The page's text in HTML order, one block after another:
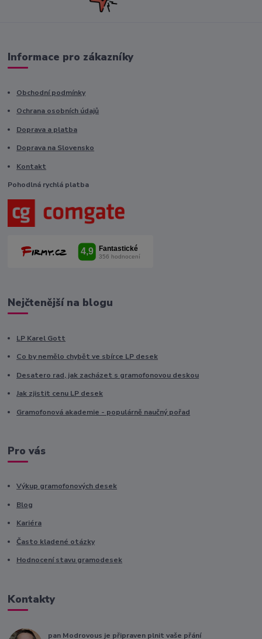
Informace pro zákazníky
Obchodní podmínky
Ochrana osobních údajů
Doprava a platba
Doprava na Slovensko
Kontakt
Pohodlná rychlá platba
Nejčtenější na blogu
LP Karel Gott
Co by nemělo chybět ve sbírce LP desek
Desatero rad, jak zacházet s gramofonovou deskou
Jak zjistit cenu LP desek
Gramofonová akademie - populárně naučný pořad
Pro vás
Výkup gramofonových desek
Blog
Kariéra
Často kladené otázky
Hodnocení stavu gramodesek
Kontakty
pan Modrovous je připraven plnit vaše přání